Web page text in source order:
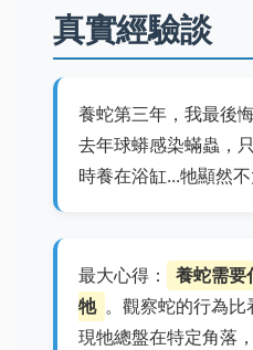
真實經驗談
養蛇第三年，我最後
去年球蟒感染蟎蟲，
時養在浴缸...牠顯然不
最大心得：
養蛇需要
牠 。觀察蛇的行為
現牠總盤在特定角落